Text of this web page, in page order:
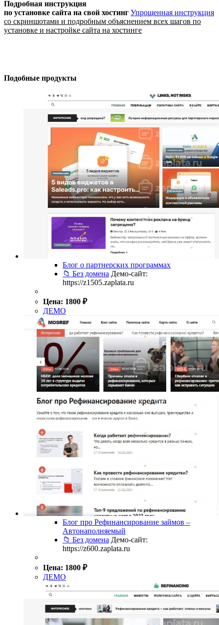
Подробная инструкция
по установке сайта на свой хостинг Упрощенная инструкция
со скриншотами и подробным объяснением всех шагов по
установке и настройке сайта на хостинге
Подобные продукты
Блог о партнерских программах
📁 Без домена Демо-сайт:
https://z1505.zaplata.ru
Цена: 1800 ₽
ДЕМО
Блог про Рефинансирование займов –
Автонаполняемый
📁 Без домена Демо-сайт:
https://z600.zaplata.ru
Цена: 1800 ₽
ДЕМО